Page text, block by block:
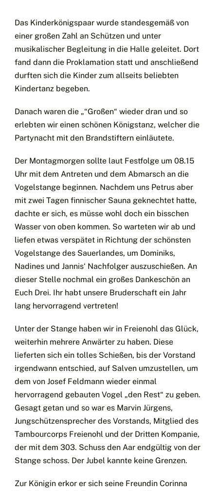
Das Kinderkönigspaar wurde standesgemäß von
einer großen Zahl an Schützen und unter
musikalischer Begleitung in die Halle geleitet. Dort
fand dann die Proklamation statt und anschließend
durften sich die Kinder zum allseits beliebten
Kindertanz begeben.
Danach waren die „“Großen“ wieder dran und so
erlebten wir einen schönen Königstanz, welcher die
Partynacht mit den Brandstiftern einläutete.
Der Montagmorgen sollte laut Festfolge um 08.15
Uhr mit dem Antreten und dem Abmarsch an die
Vogelstange beginnen. Nachdem uns Petrus aber
mit zwei Tagen finnischer Sauna geknechtet hatte,
dachte er sich, es müsse wohl doch ein bisschen
Wasser von oben kommen. So warteten wir ab und
liefen etwas verspätet in Richtung der schönsten
Vogelstange des Sauerlandes, um Dominiks,
Nadines und Jannis‘ Nachfolger auszuschießen. An
dieser Stelle nochmal ein großes Dankeschön an
Euch Drei. Ihr habt unsere Bruderschaft ein Jahr
lang hervorragend vertreten!
Unter der Stange haben wir in Freienohl das Glück,
weiterhin mehrere Anwärter zu haben. Diese
lieferten sich ein tolles Schießen, bis der Vorstand
irgendwann entschied, auf Salven umzustellen, um
dem von Josef Feldmann wieder einmal
hervorragend gebauten Vogel „den Rest“ zu geben.
Gesagt getan und so war es Marvin Jürgens,
Jungschützensprecher des Vorstands, Mitglied des
Tambourcorps Freienohl und der Dritten Kompanie,
der mit dem 303. Schuss den Aar endgültig von der
Stange schoss. Der Jubel kannte keine Grenzen.
Zur Königin erkor er sich seine Freundin Corinna